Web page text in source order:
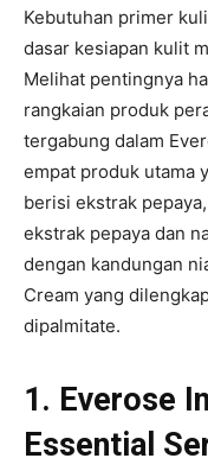
Kebutuhan primer
dasar kesiapan kulit
Melihat pentingnya
rangkaian produk
tergabung dalam
empat produk utama
berisi ekstrak
ekstrak pepaya dan
dengan kandungan
Cream yang
dipalmitate.
1. Everose
Essential